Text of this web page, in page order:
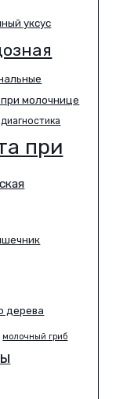
уксус
молочнице
диагностика
при
дерева
молочный гриб